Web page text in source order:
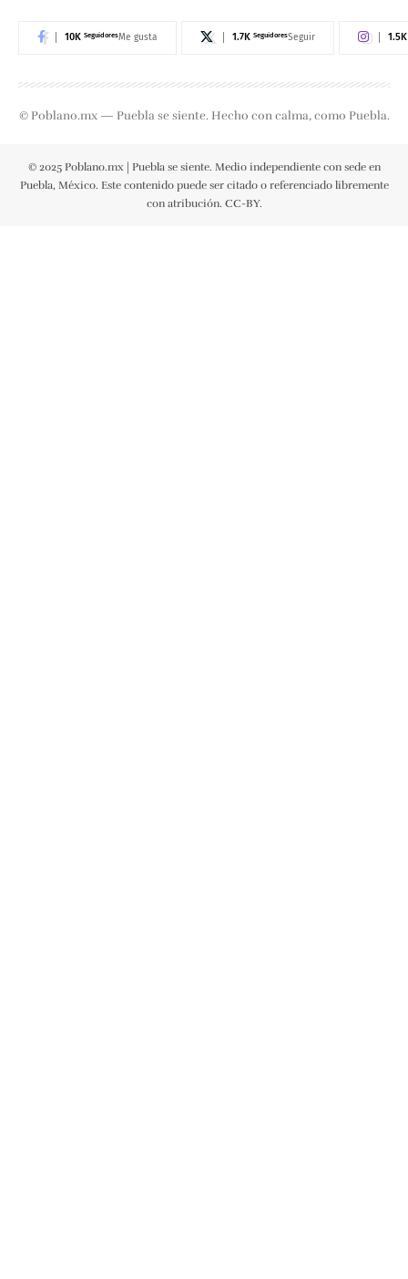
10K SeguidoresMe gusta 1.7K SeguidoresSeguir 1.5K
© Poblano.mx — Puebla se siente. Hecho con calma, como Puebla.
© 2025 Poblano.mx | Puebla se siente. Medio independiente con sede en
Puebla, México. Este contenido puede ser citado o referenciado libremente
con atribución. CC-BY.